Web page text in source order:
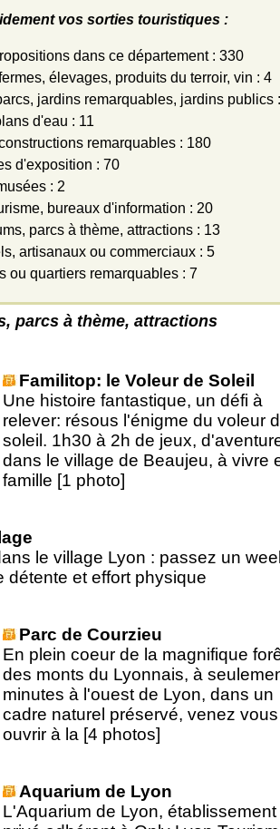
vos sorties touristiques :
dans ce département : 330
élevages, produits du terroir, vin : 4
jardins remarquables, jardins publics
d'eau : 11
remarquables : 180
d'exposition : 70
: 2
bureaux d'information : 20
parcs à thème, attractions : 13
artisanaux ou commerciaux : 5
ou quartiers remarquables : 7
parcs à thème, attractions
Familitop: le Voleur de Soleil
Une histoire fantastique, un défi à
relever: résous l'énigme du voleur
soleil. 1h30 à 2h de jeux,
dans le village de Beaujeu, à vivre
famille [1 photo]
le village Lyon : passez un
détente et effort physique
Parc de Courzieu
En plein coeur de la magnifique
des monts du Lyonnais, à
minutes à l'ouest de Lyon, dans un
cadre naturel préservé, venez vous
ouvrir à la [4 photos]
Aquarium de Lyon
L'Aquarium de Lyon, établissement